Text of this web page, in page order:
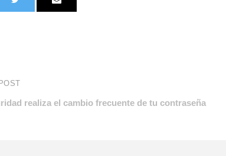
realiza el cambio frecuente de tu contraseña